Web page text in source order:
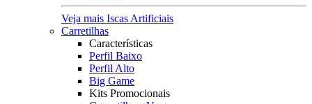
Veja mais Iscas Artificiais
Carretilhas
Características
Perfil Baixo
Perfil Alto
Big Game
Kits Promocionais